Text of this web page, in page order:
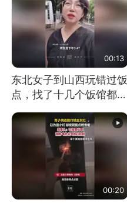
00:13
东北女子到山西玩错过饭
点，找了十几个饭馆都没
00:20